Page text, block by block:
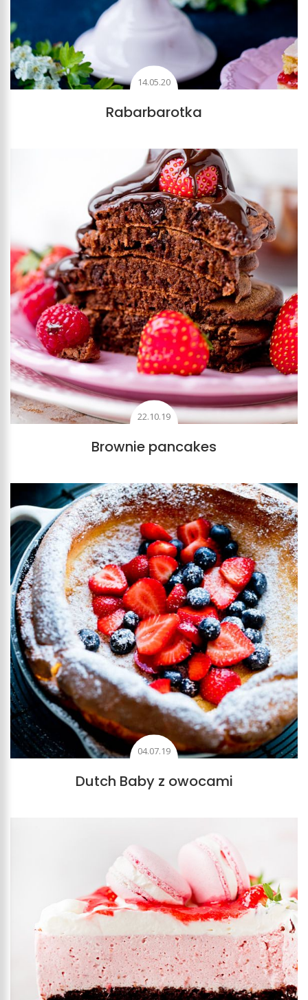
14.05.20
Rabarbarotka
22.10.19
Brownie pancakes
04.07.19
Dutch Baby z owocami